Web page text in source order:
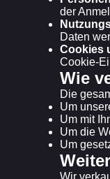
der
Daten
Cookies
Cookie-
Wie
Die
Um
Um mit
Um die
Um
Wir